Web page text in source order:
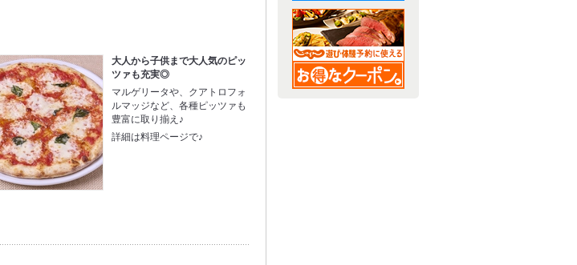
大人から子供まで大人気のピッ
ツァも充実◎
マルゲリータや、クアトロフォ
ルマッジなど、各種ピッツァも
豊富に取り揃え♪
詳細は料理ページで♪